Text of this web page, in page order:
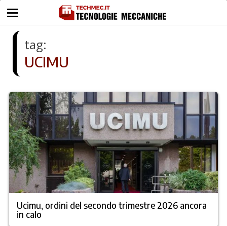
tag:
UCIMU
Ucimu, ordini del secondo trimestre 2026 ancora
in calo